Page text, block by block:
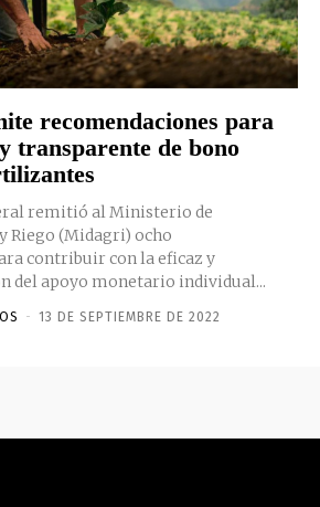
recomendaciones para
transparente de bono
remitió al Ministerio de
Riego (Midagri) ocho
contribuir con la eficaz y
del apoyo monetario individual...
- 13 DE SEPTIEMBRE DE 2022